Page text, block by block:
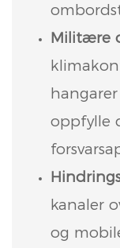
Militære
oppfylle
kanaler
og